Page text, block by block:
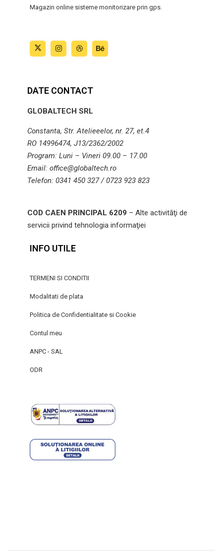
Magazin online sisteme monitorizare prin gps.
DATE CONTACT
GLOBALTECH SRL
Constanta, Str. Atelieeelor, nr. 27, et.4
RO 14996474, J13/2362/2002
Program: Luni – Vineri 09.00 – 17.00
Email: office@globaltech.ro
Telefon: 0341 450 327 / 0723 923 823
COD CAEN PRINCIPAL 6209 – Alte activităţi de
servicii privind tehnologia informaţiei
INFO UTILE
TERMENI SI CONDITII
Modalitati de plata
Politica de Confidentialitate si Cookie
Contul meu
ANPC - SAL
ODR